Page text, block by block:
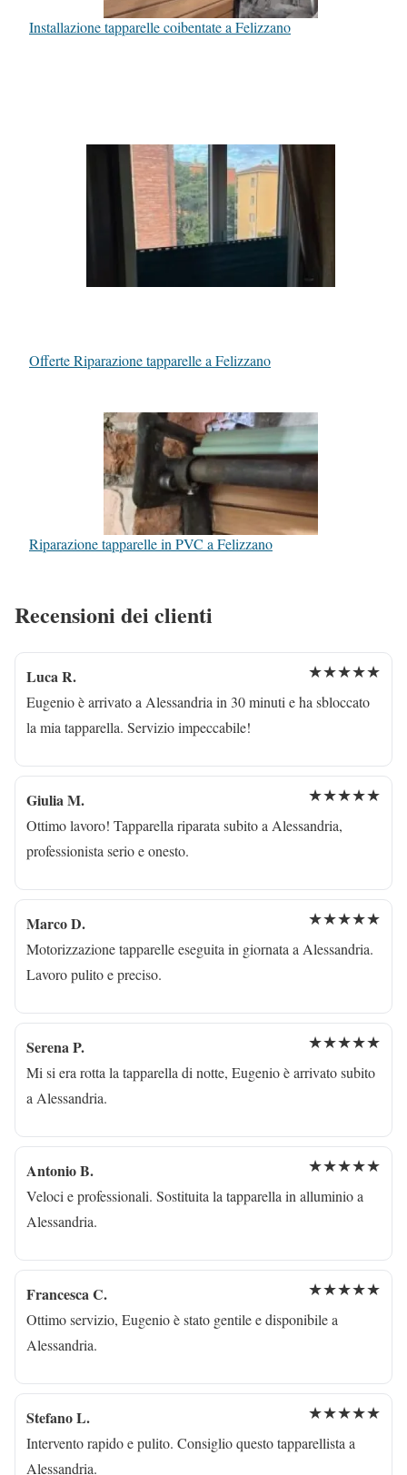
Installazione tapparelle coibentate a Felizzano
Offerte Riparazione tapparelle a Felizzano
Riparazione tapparelle in PVC a Felizzano
Recensioni dei clienti
Luca R. ★★★★★
Eugenio è arrivato a Alessandria in 30 minuti e ha sbloccato
la mia tapparella. Servizio impeccabile!
Giulia M. ★★★★★
Ottimo lavoro! Tapparella riparata subito a Alessandria,
professionista serio e onesto.
Marco D. ★★★★★
Motorizzazione tapparelle eseguita in giornata a Alessandria.
Lavoro pulito e preciso.
Serena P. ★★★★★
Mi si era rotta la tapparella di notte, Eugenio è arrivato subito
a Alessandria.
Antonio B. ★★★★★
Veloci e professionali. Sostituita la tapparella in alluminio a
Alessandria.
Francesca C. ★★★★★
Ottimo servizio, Eugenio è stato gentile e disponibile a
Alessandria.
Stefano L. ★★★★★
Intervento rapido e pulito. Consiglio questo tapparellista a
Alessandria.